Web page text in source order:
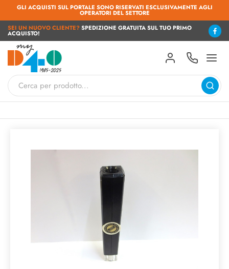
GLI ACQUISTI SUL PORTALE SONO RISERVATI ESCLUSIVAMENTE AGLI
OPERATORI DEL SETTORE
SEI UN NUOVO CLIENTE?SPEDIZIONE GRATUITA SUL TUO PRIMO
ACQUISTO!